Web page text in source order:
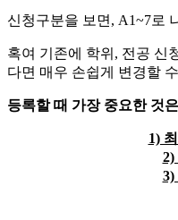
신청구분을 보면, A1~7로
혹여 기존에 학위, 전공 신
다면 매우 손쉽게 변경할
등록할 때 가장 중요한 것은
1)
2)
3)